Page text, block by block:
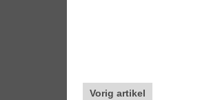
Vorig artikel